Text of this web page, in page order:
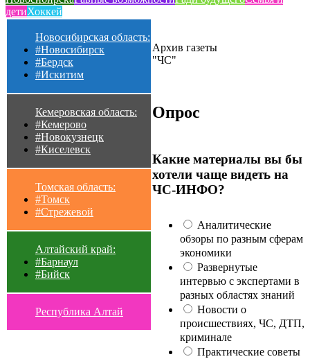
детиХоккей
Новосибирская область:
#Новосибирск
#Бердск
#Искитим
Кемеровская область:
#Кемерово
#Новокузнецк
#Киселевск
Томская область:
#Томск
#Стрежевой
Алтайский край:
#Барнаул
#Бийск
Республика Алтай
Архив газеты
"ЧС"
Опрос
Какие материалы вы бы
хотели чаще видеть на
ЧС-ИНФО?
Аналитические
обзоры по разным сферам
экономики
Развернутые
интервью с экспертами в
разных областях знаний
Новости о
происшествиях, ЧС, ДТП,
криминале
Практические советы